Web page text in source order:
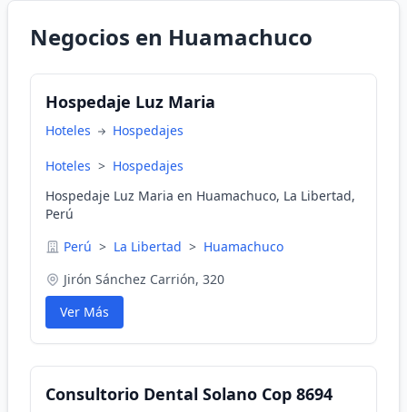
Negocios en Huamachuco
Hospedaje Luz Maria
Hoteles Hospedajes
Hoteles > Hospedajes
Hospedaje Luz Maria en Huamachuco, La Libertad,
Perú
Perú > La Libertad > Huamachuco
Jirón Sánchez Carrión, 320
Ver Más
Consultorio Dental Solano Cop 8694